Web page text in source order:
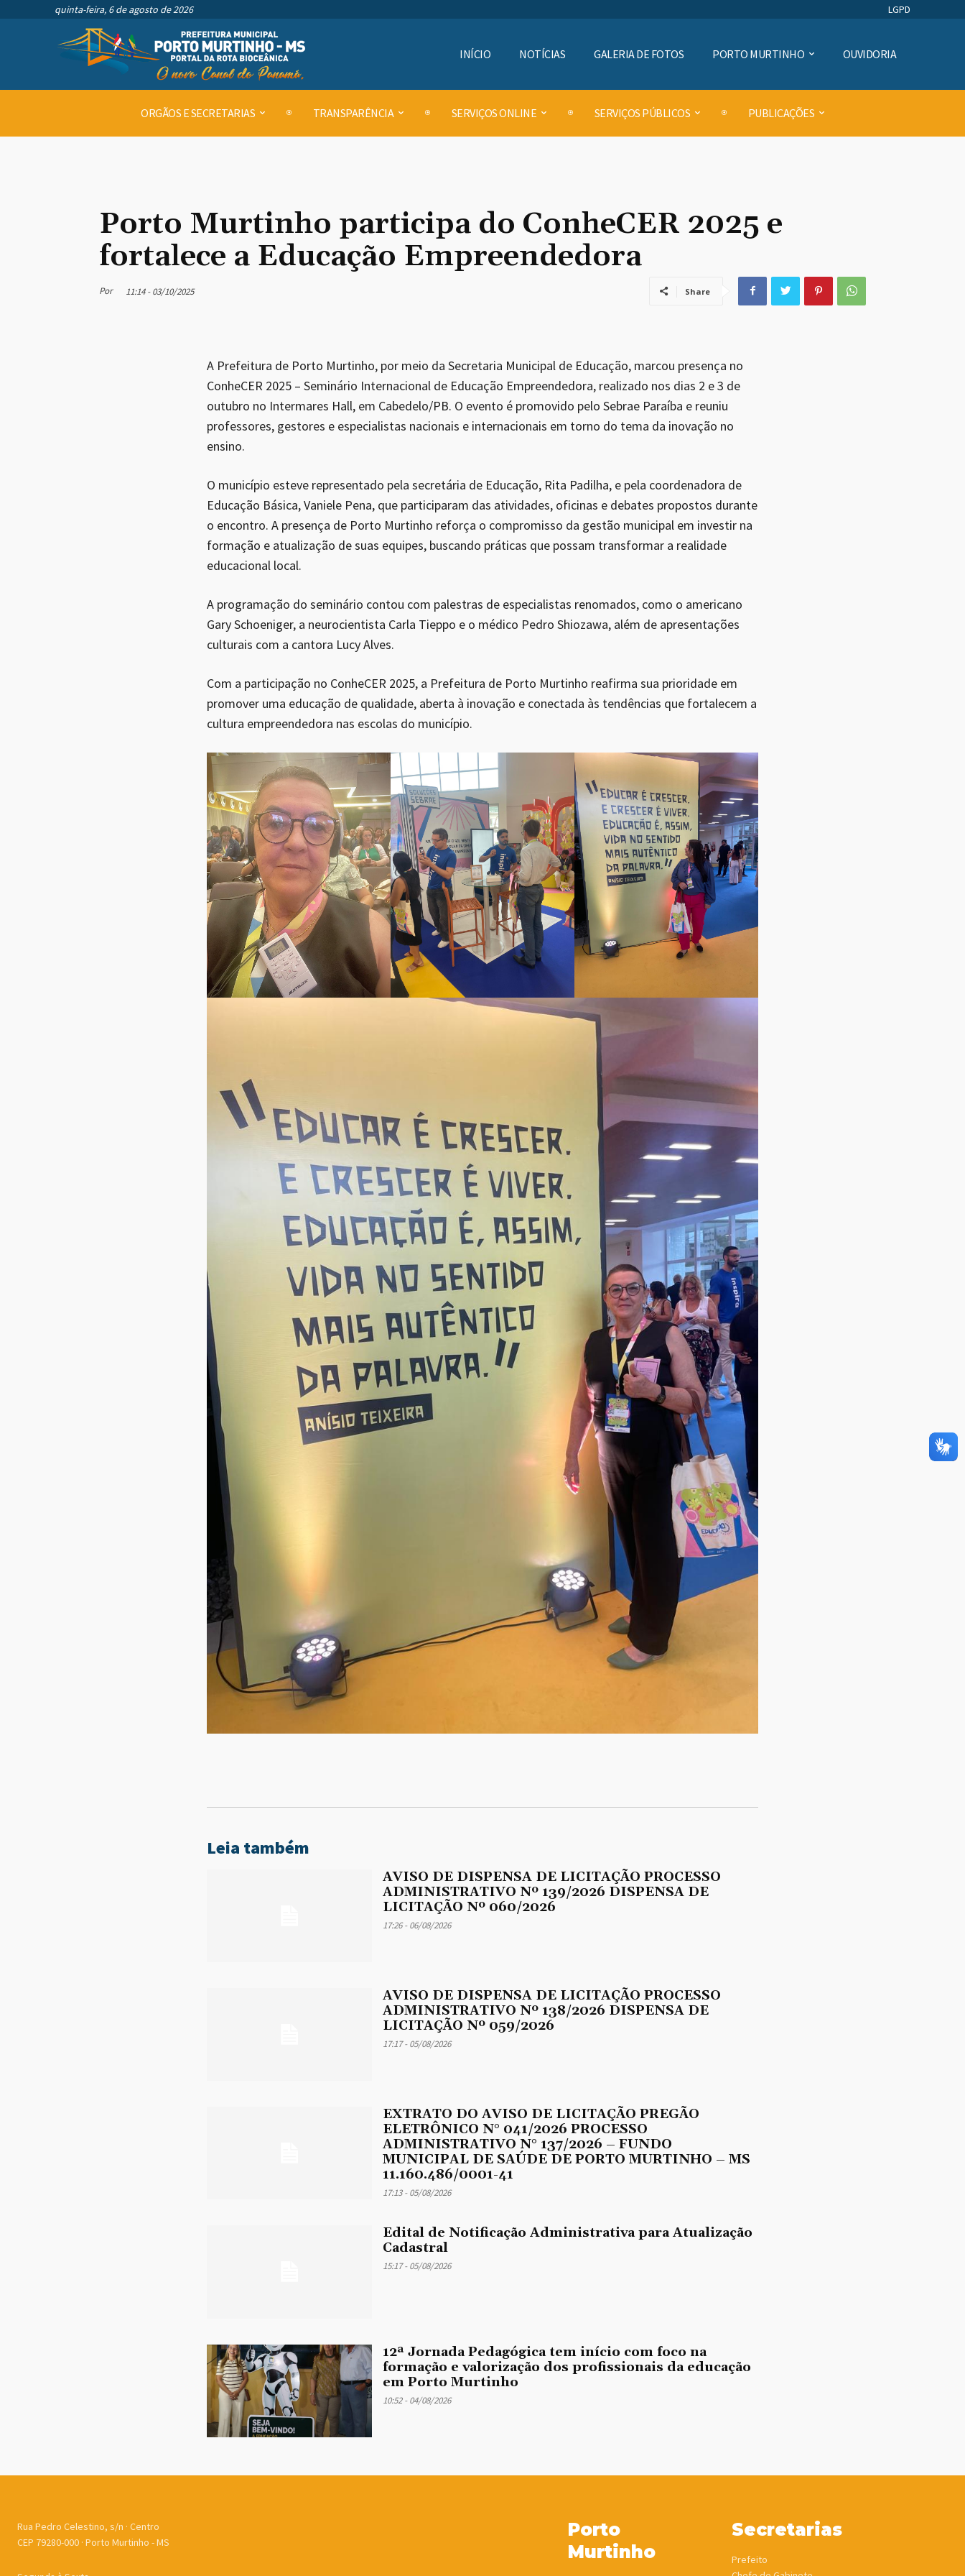
quinta-feira, 6 de agosto de 2026 LGPD
INÍCIO NOTÍCIAS GALERIA DE FOTOS PORTO MURTINHO OUVIDORIA
ORGÃOS E SECRETARIAS TRANSPARÊNCIA SERVIÇOS ONLINE SERVIÇOS PÚBLICOS PUBLICAÇÕES
Porto Murtinho participa do ConheCER 2025 e
fortalece a Educação Empreendedora
Por 11:14 - 03/10/2025 Share
A Prefeitura de Porto Murtinho, por meio da Secretaria Municipal de Educação, marcou presença no
ConheCER 2025 – Seminário Internacional de Educação Empreendedora, realizado nos dias 2 e 3 de
outubro no Intermares Hall, em Cabedelo/PB. O evento é promovido pelo Sebrae Paraíba e reuniu
professores, gestores e especialistas nacionais e internacionais em torno do tema da inovação no
ensino.
O município esteve representado pela secretária de Educação, Rita Padilha, e pela coordenadora de
Educação Básica, Vaniele Pena, que participaram das atividades, oficinas e debates propostos durante
o encontro. A presença de Porto Murtinho reforça o compromisso da gestão municipal em investir na
formação e atualização de suas equipes, buscando práticas que possam transformar a realidade
educacional local.
A programação do seminário contou com palestras de especialistas renomados, como o americano
Gary Schoeniger, a neurocientista Carla Tieppo e o médico Pedro Shiozawa, além de apresentações
culturais com a cantora Lucy Alves.
Com a participação no ConheCER 2025, a Prefeitura de Porto Murtinho reafirma sua prioridade em
promover uma educação de qualidade, aberta à inovação e conectada às tendências que fortalecem a
cultura empreendedora nas escolas do município.
Leia também
AVISO DE DISPENSA DE LICITAÇÃO PROCESSO
ADMINISTRATIVO Nº 139/2026 DISPENSA DE
LICITAÇÃO Nº 060/2026
17:26 - 06/08/2026
AVISO DE DISPENSA DE LICITAÇÃO PROCESSO
ADMINISTRATIVO Nº 138/2026 DISPENSA DE
LICITAÇÃO Nº 059/2026
17:17 - 05/08/2026
EXTRATO DO AVISO DE LICITAÇÃO PREGÃO
ELETRÔNICO N° 041/2026 PROCESSO
ADMINISTRATIVO N° 137/2026 – FUNDO
MUNICIPAL DE SAÚDE DE PORTO MURTINHO – MS
11.160.486/0001-41
17:13 - 05/08/2026
Edital de Notificação Administrativa para Atualização
Cadastral
15:17 - 05/08/2026
12ª Jornada Pedagógica tem início com foco na
formação e valorização dos profissionais da educação
em Porto Murtinho
10:52 - 04/08/2026
Rua Pedro Celestino, s/n · Centro
CEP 79280-000 · Porto Murtinho - MS
Porto
Murtinho
Secretarias
Prefeito